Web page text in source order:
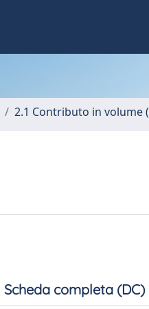
2.1 Contributo in volume
Scheda completa (DC)